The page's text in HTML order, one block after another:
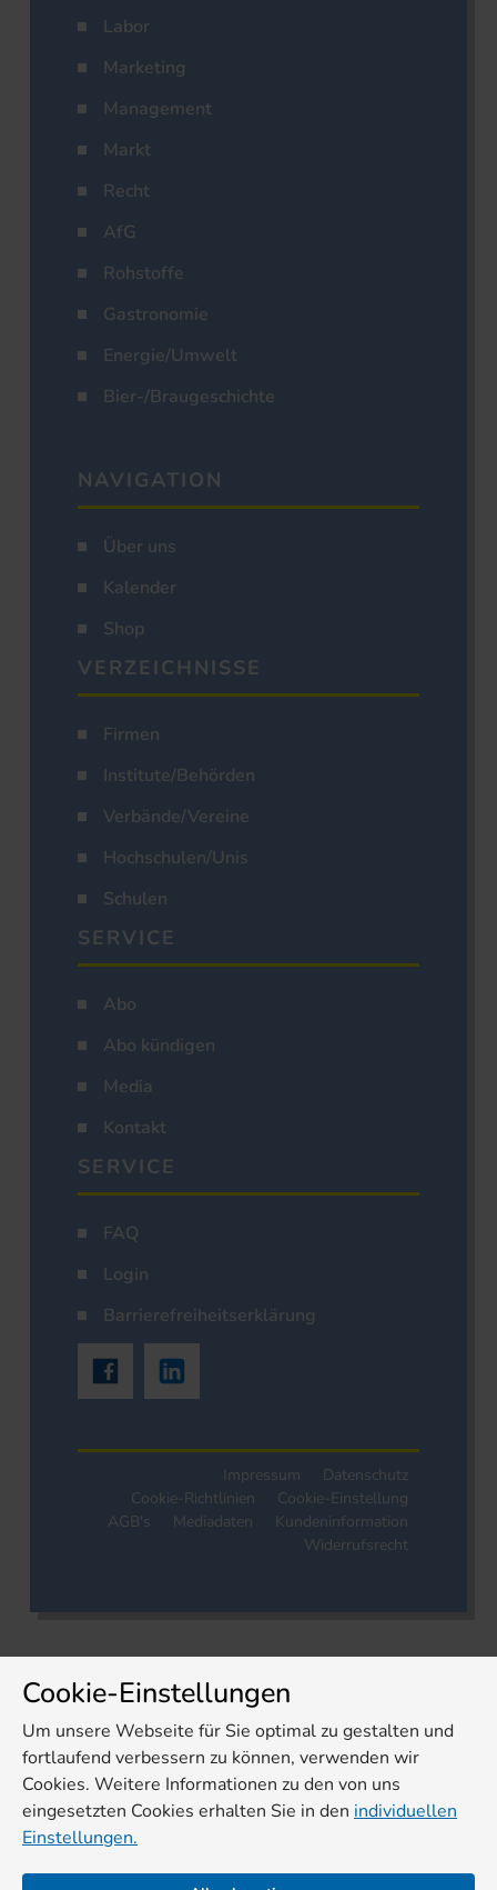
Labor
Marketing
Management
Markt
Recht
AfG
Rohstoffe
Gastronomie
Energie/Umwelt
Bier-/Braugeschichte
NAVIGATION
Über uns
Kalender
Shop
VERZEICHNISSE
Firmen
Institute/Behörden
Verbände/Vereine
Hochschulen/Unis
Schulen
SERVICE
Abo
Abo kündigen
Media
Kontakt
SERVICE
FAQ
Login
Barrierefreiheitserklärung
Impressum
Datenschutz
Cookie-Richtlinien
Cookie-Einstellung
AGB's
Mediadaten
Kundeninformation
Widerrufsrecht
Cookie-Einstellungen
Um unsere Webseite für Sie optimal zu gestalten und
fortlaufend verbessern zu können, verwenden wir
Cookies. Weitere Informationen zu den von uns
eingesetzten Cookies erhalten Sie in den individuellen
Einstellungen.